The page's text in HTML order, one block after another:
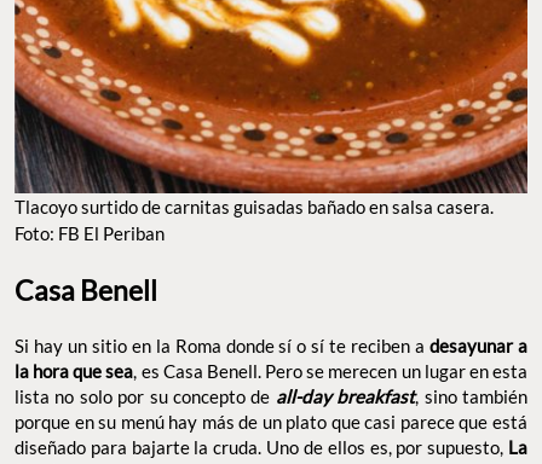
TLACOYO SURTIDO DE CARNITAS GUISADAS BAÑADO EN SALSA CASERA. FOTO: FB EL
Casa Benell
la hora que sea, es Casa Benell. Pero se merecen un lugar en
esta lista no solo por su concepto de all-day breakfast, sino
también porque en su menú hay más de un plato que casi parece
que está diseñado para bajarte la cruda. Uno de ellos es, por
supuesto,La Bomba. Sabemos que la idea suena extraña, pero